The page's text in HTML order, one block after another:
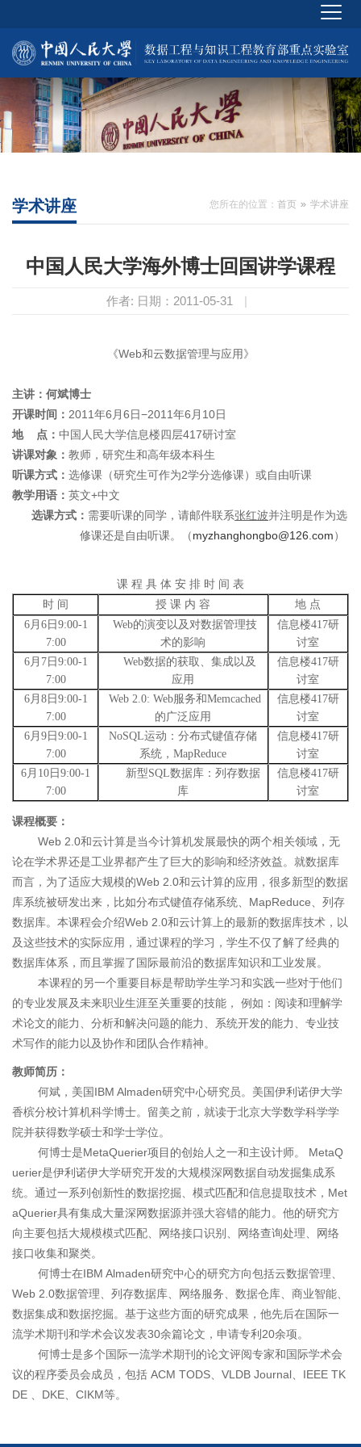
您所在的位置： 首页 学术讲座
学术讲座
中国人民大学海外博士回国讲学课程
作者: 日期：2011-05-31 |
《Web和云数据管理与应用》
主讲：何斌博士
开课时间： 2011年6 月6日−2011年6 月 10日
地
点： 中国人民大学信息楼四层417研讨室
讲课对象： 教师，研究生和高年级本科生
听课方式： 选修课（研究生可作为2学分选修课）或自由听课
教学用语： 英文+中文
选课方式： 需要听课的同学，请邮件联系张红波并注明是作为选
修课还是自由听课。（myzhanghongbo@126.com）
课 程 具 体 安 排 时 间 表
时 间 授 课 内 容
地 点
6月 6日 9:00-1
7:00
Web的演变以及对数据管理技
术的影响
信息楼417研
讨室
6月 7日 9:00-1
7:00
Web数据的获取、集成以及
应用
信息楼417研
讨室
6月 8日 9:00-1
7:00
Web 2.0: Web服务和Memcached
的广泛应用
信息楼417研
讨室
6月 9日 9:00-1
7:00
NoSQL运动：分布式键值存储
系统，MapReduce
信息楼417研
讨室
6月 10 日 9:00-1
7:00
新型SQL数据库：列存数据
库
信息楼417研
讨室
课程概要：
Web 2.0和云计算是当今计算机发展最快的两个相关领域，无
论在学术界还是工业界都产生了巨大的影响和经济效益。就数据库
而言，为了适应大规模的Web 2.0和云计算的应用，很多新型的数据
库系统被研发出来，比如分布式键值存储系统、 MapReduce 、列存
数据库。本课程会介绍Web 2.0和云计算上的最新的数据库技术，以
及这些技术的实际应用，通过课程的学习，学生不仅了解了经典的
数据库体系，而且掌握了国际最前沿的数据库知识和工业发展。
本课程的另一个重要目标是帮助学生学习和实践一些对于他们
的专业发展及未来职业生涯至关重要的技能，
例如：阅读和理解学
术论文的能力、分析和解决问题的能力、系统开发的能力、专业技
术写作的能力以及协作和团队合作精神。
教师简历：
何斌，美国IBM Almaden研究中心研究员。美国伊利诺伊大学
香槟分校计算机科学博士。留美之前，就读于北京大学数学科学学
院并获得数学硕士和学士学位。
何博士是MetaQuerier项目的创始人之一和主设计师。
MetaQ
uerier是伊利诺伊大学研究开发的大规模深网数据自动发掘集成系
统。通过一系列创新性的数据挖掘、模式匹配和信息提取技术， Met
aQuerier具有集成大量深网数据源并强大容错的能力。他的研究方
向主要包括大规模模式匹配、网络接口识别、网络查询处理、网络
接口收集和聚类。
何博士在IBM Almaden研究中心的研究方向包括云数据管理、
Web 2.0数据管理、列存数据库、网络服务、数据仓库、商业智能、
数据集成和数据挖掘。基于这些方面的研究成果，他先后在国际一
流学术期刊和学术会议发表30余篇论文，申请专利 20余项。
何博士是多个国际一流学术期刊的论文评阅专家和国际学术会
议的程序委员会成员，包括 ACM TODS VLDB Journal
IEEE TK
DE
DKE CIKM等。